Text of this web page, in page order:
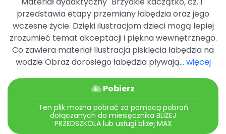
Pomoc
Promocje
przedstawia etapy przemiany łabędzia oraz jego
wczesne życie. Dzięki ilustracjom dzieci mogą lepiej
zrozumieć temat akceptacji i piękna wewnętrznego.
Co zawiera materiał Ilustracja pisklęcia łabędzia na
wodzie Obraz dorosłego łabędzia pływają... więcej
Pobierz
Ten plik można pobrać za pomocą pobrań
dołączanych do miesięcznika BLIŻEJ
PRZEDSZKOLA lub usługi bliżej MAX